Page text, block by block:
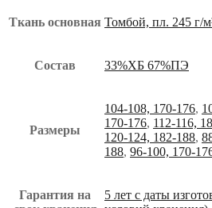
Ткань основная Томбой, пл. 245 г/
Состав 33%ХБ 67%ПЭ
Размеры
104-108, 170-176,
170-176, 112-116,
120-124, 182-188,
188, 96-100, 170-
Гарантия на
5 лет с даты